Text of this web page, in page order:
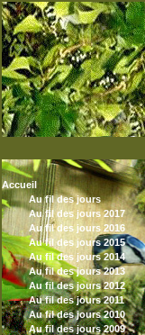
Accueil
Au fil des jours
Au fil des jours 2017
Au fil des jours 2016
Au fil des jours 2015
Au fil des jours 2014
Au fil des jours 2013
Au fil des jours 2012
Au fil des jours 2011
Au fil des jours 2010
Au fil des jours 2009